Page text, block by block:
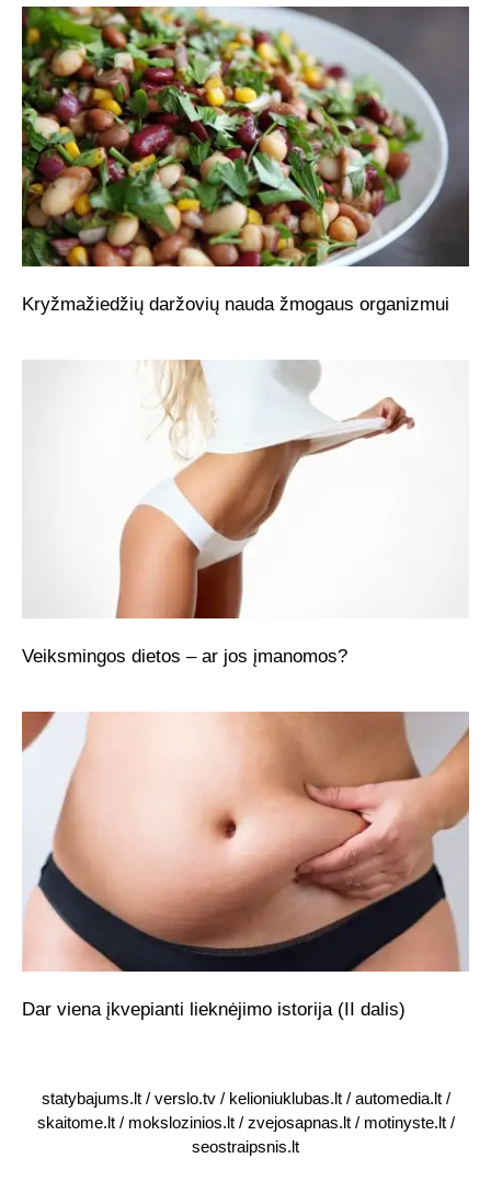
Kryžmažiedžių daržovių nauda žmogaus organizmui
Veiksmingos dietos – ar jos įmanomos?
Dar viena įkvepianti lieknėjimo istorija (II dalis)
statybajums.lt/ verslo.tv/ kelioniuklubas.lt/ automedia.lt/
skaitome.lt/ mokslozinios.lt/ zvejosapnas.lt/ motinyste.lt/
seostraipsnis.lt